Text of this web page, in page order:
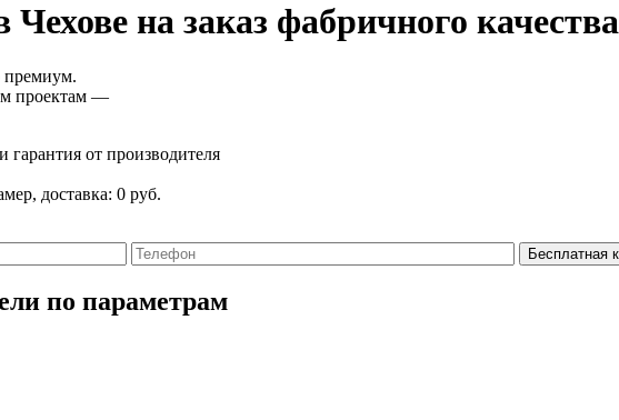
Чехове на заказ фабричного качества
премиум.
проектам —
и гарантия от производителя
доставка: 0 руб.
по параметрам